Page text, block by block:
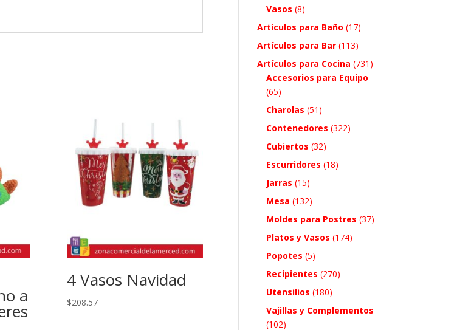
a
4 Vasos Navidad
$208.57
Vasos (8)
Artículos para Baño (17)
Artículos para Bar (113)
Artículos para Cocina (731)
Accesorios para Equipo
(65)
Charolas (51)
Contenedores (322)
Cubiertos (32)
Escurridores (18)
Jarras (15)
Mesa (132)
Moldes para Postres (37)
Platos y Vasos (174)
Popotes (5)
Recipientes (270)
Utensilios (180)
Vajillas y Complementos
(102)